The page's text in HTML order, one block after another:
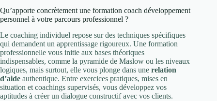
Qu’apporte concrètement une formation coach développement
personnel à votre parcours professionnel ?
Le coaching individuel repose sur des techniques spécifiques
qui demandent un apprentissage rigoureux. Une formation
professionnelle vous initie aux bases théoriques
indispensables, comme la pyramide de Maslow ou les niveaux
logiques, mais surtout, elle vous plonge dans une relation
d’aide authentique. Entre exercices pratiques, mises en
situation et coachings supervisés, vous développez vos
aptitudes à créer un dialogue constructif avec vos clients.